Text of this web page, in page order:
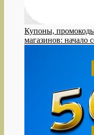
Купоны,
магазинов: начало